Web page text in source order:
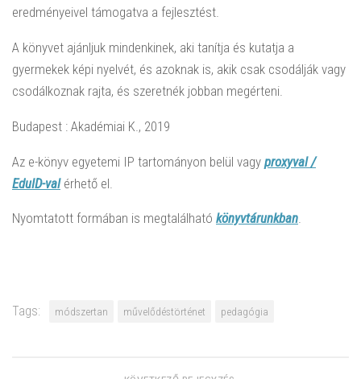
eredményeivel támogatva a fejlesztést.
A könyvet ajánljuk mindenkinek, aki tanítja és kutatja a
gyermekek képi nyelvét, és azoknak is, akik csak csodálják vagy
csodálkoznak rajta, és szeretnék jobban megérteni.
Budapest : Akadémiai K., 2019
Az e-könyv egyetemi IP tartományon belül vagy proxyval /
EduID-valérhető el.
Nyomtatott formában is megtalálható könyvtárunkban.
Tags: módszertan művelődéstörténet pedagógia